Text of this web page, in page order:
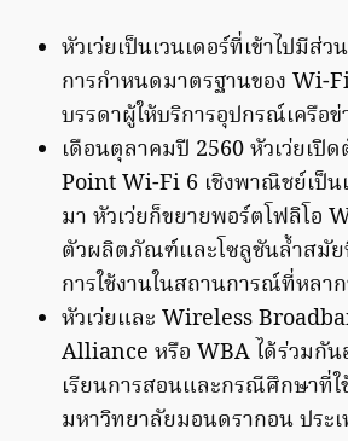
หัวเว่ยเป็นเวนเดอร์ที่เข้าไปมีส่
การกำหนดมาตรฐานของ Wi-
บรรดาผู้ให้บริการอุปกรณ์เครือ
เดือนตุลาคมปี 2560 หัวเว่ยเปิ
Point Wi-Fi 6 เชิงพาณิชย์เป็
มา หัวเว่ยก็ขยายพอร์ตโฟลิโอ
ตัวผลิตภัณฑ์และโซลูชันล้ำสมัย
การใช้งานในสถานการณ์ที่หลา
หัวเว่ยและ Wireless
Alliance หรือ WBA ได้ร่วมกั
เรียนการสอนและกรณีศึกษาที่
มหาวิทยาลัยมอนดรากอน ประ